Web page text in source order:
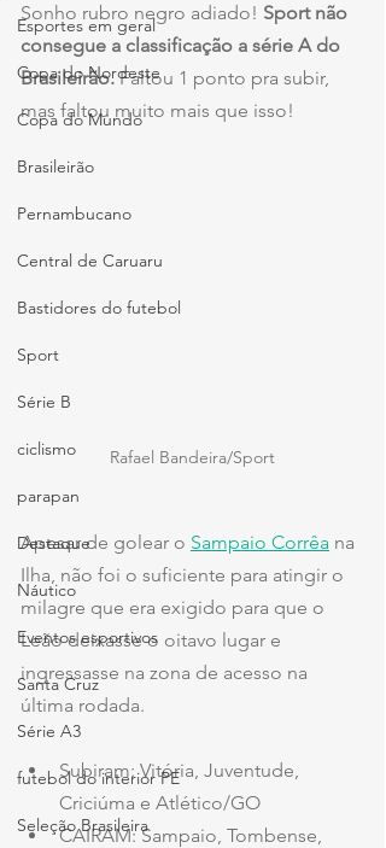
Esportes em geral
Copa do Nordeste
Copa do Mundo
Brasileirão
Pernambucano
Central de Caruaru
Bastidores do futebol
Sport
Série B
ciclismo
parapan
Destaque
Náutico
Eventos esportivos
Santa Cruz
Série A3
futebol do interior PE
Seleção Brasileira
Sonho rubro negro adiado! Sport não
consegue a classificação a série A do
Brasileirão. Faltou 1 ponto pra subir,
mas faltou muito mais que isso!
Rafael Bandeira/Sport
Apesar de golear o Sampaio Corrêa na
Ilha, não foi o suficiente para atingir o
milagre que era exigido para que o
Leão deixasse o oitavo lugar e
ingressasse na zona de acesso na
última rodada.
Subiram: Vitória, Juventude,
Criciúma e Atlético/GO
CAIRAM: Sampaio, Tombense,